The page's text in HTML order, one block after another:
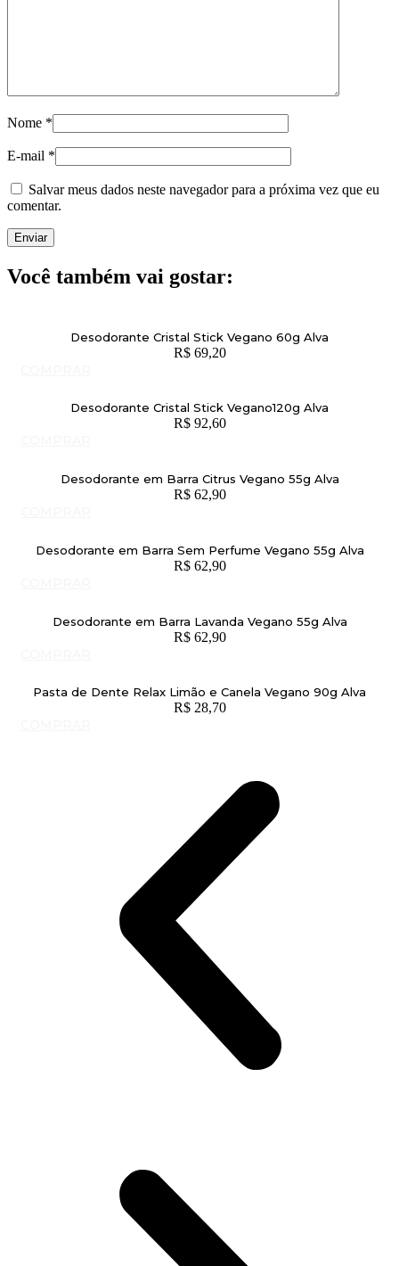
Nome *
E-mail *
Salvar meus dados neste navegador para a próxima vez que eu
comentar.
Você também vai gostar:
Desodorante Cristal Stick Vegano 60g Alva
R$69,20
Desodorante Cristal Stick Vegano120g Alva
R$92,60
Desodorante em Barra Citrus Vegano 55g Alva
R$62,90
Desodorante em Barra Sem Perfume Vegano 55g Alva
R$62,90
Desodorante em Barra Lavanda Vegano 55g Alva
R$62,90
Pasta de Dente Relax Limão e Canela Vegano 90g Alva
R$28,70